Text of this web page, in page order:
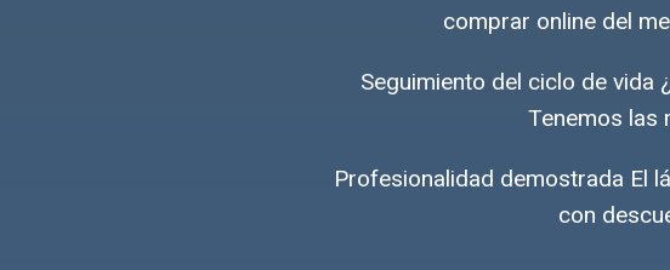
comprar online del
Seguimiento del ciclo de vida
Tenemos las
Profesionalidad demostrada El
con